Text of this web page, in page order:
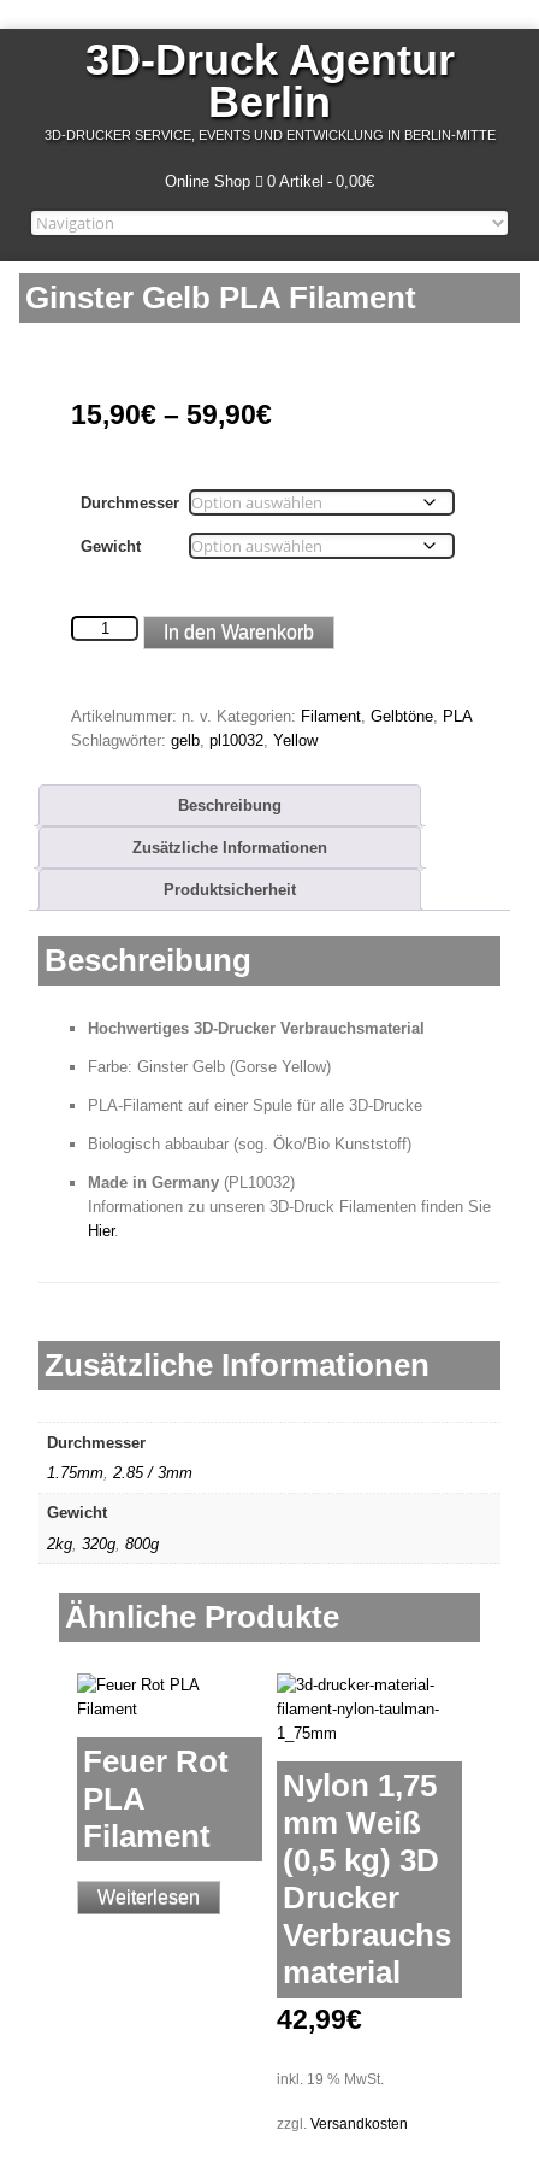
3D-Druck Agentur
Berlin
3D-DRUCKER SERVICE, EVENTS UND ENTWICKLUNG IN BERLIN-MITTE
Online Shop 0 Artikel 0,00€
Ginster Gelb PLA Filament
15,90€ – 59,90€
Durchmesser
Gewicht
Ginster
Menge
In den Warenkorb
Artikelnummer: n. v. Kategorien: Filament, Gelbtöne, PLA
Schlagwörter: gelb, pl10032, Yellow
Beschreibung
Zusätzliche Informationen
Produktsicherheit
Beschreibung
Hochwertiges 3D-Drucker Verbrauchsmaterial
Farbe: Ginster Gelb (Gorse Yellow)
PLA-Filament auf einer Spule für alle 3D-Drucke
Biologisch abbaubar (sog. Öko/Bio Kunststoff)
Made in Germany (PL10032)
Informationen zu unseren 3D-Druck Filamenten finden Sie
Hier.
Zusätzliche Informationen
Durchmesser
1.75mm, 2.85 / 3mm
Gewicht
2kg, 320g, 800g
Ähnliche Produkte
Feuer Rot
PLA
Filament
Weiterlesen
Nylon 1,75
mm Weiß
(0,5 kg) 3D
Drucker
Verbrauchs
material
42,99€
inkl. 19 % MwSt.
zzgl.Versandkosten